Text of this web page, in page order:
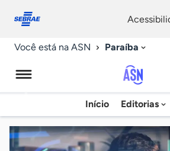
conosco
Você está na ASN Paraíba
de
Início Editorias